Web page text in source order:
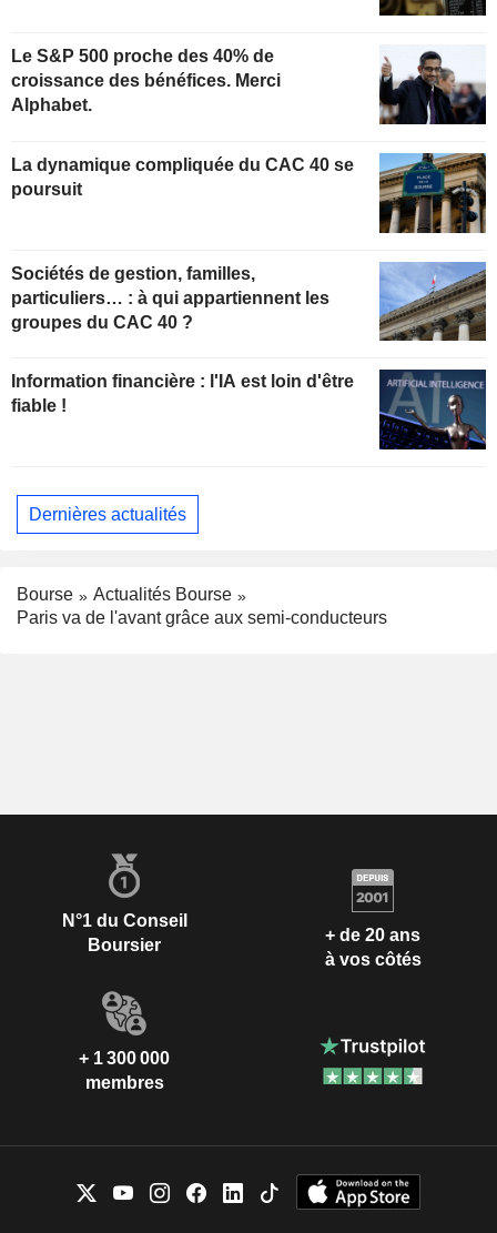
Le S&P 500 proche des 40% de
croissance des bénéfices. Merci
Alphabet.
La dynamique compliquée du CAC 40 se
poursuit
Sociétés de gestion, familles,
particuliers… : à qui appartiennent les
groupes du CAC 40 ?
Information financière : l'IA est loin d'être
fiable !
Dernières actualités
Bourse
Actualités Bourse
Paris va de l'avant grâce aux semi-conducteurs
N°1 du Conseil
Boursier
+ de 20 ans
à vos côtés
+ 1 300 000
membres